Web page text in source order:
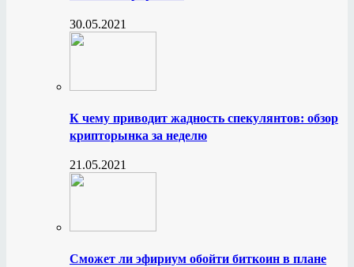
30.05.2021
К чему приводит жадность спекулянтов: обзор
крипторынка за неделю
21.05.2021
Сможет ли эфириум обойти биткоин в плане